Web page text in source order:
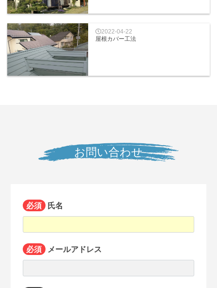
2022-04-22
屋根カバー工法
お問い合わせ
必須 氏名
必須 メールアドレス